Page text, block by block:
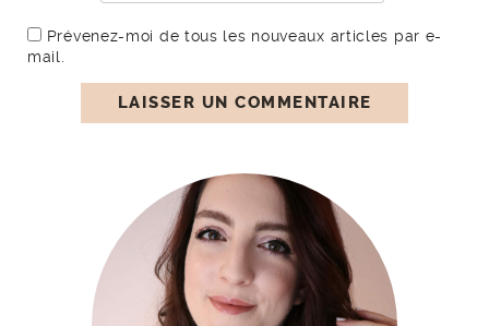
Prévenez-moi de tous les nouveaux articles par e-
mail.